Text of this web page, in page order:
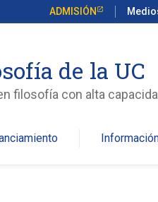
ADMISIÓN
de la UC
filosofía con alta